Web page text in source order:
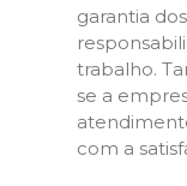
garantia
trabalho.
se a
com a